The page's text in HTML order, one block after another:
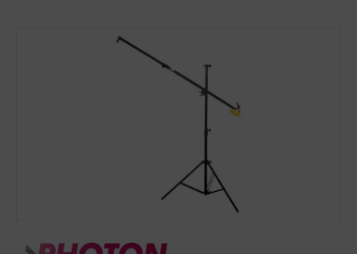
Bildergalerie überspringen